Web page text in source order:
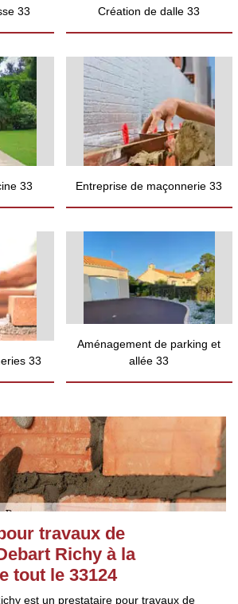
33 Création de dalle 33
33 Entreprise de maçonnerie 33
33
Aménagement de parking et
allée 33
travaux de
Richy à la
tout le 33124
est un prestataire pour travaux de